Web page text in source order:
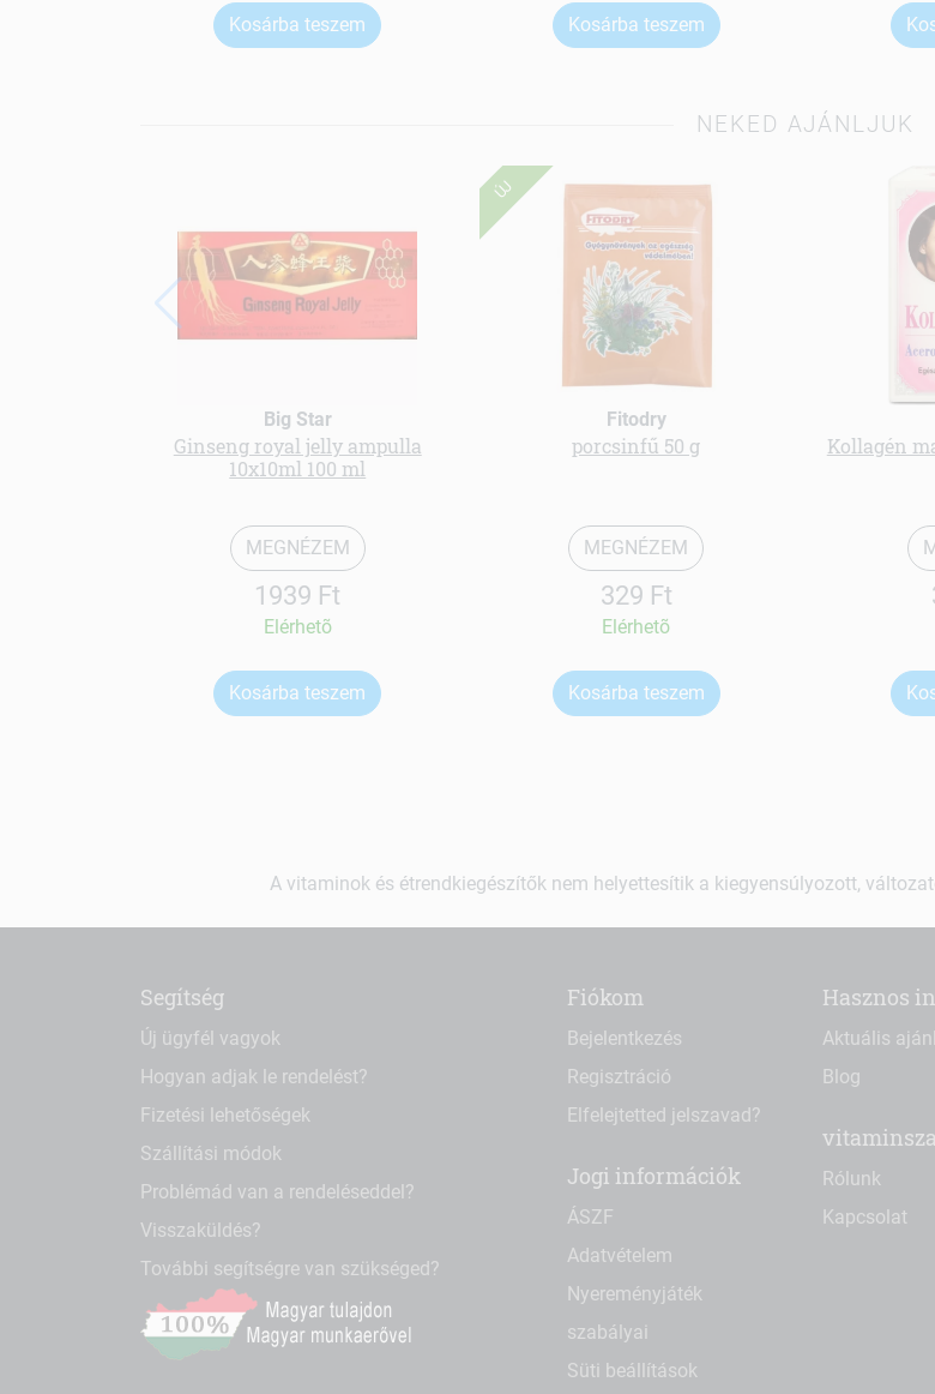
Kosárba teszem Kosárba teszem
NEKED AJÁNLJUK
Big Star
Ginseng royal jelly ampulla
10x10ml 100 ml
MEGNÉZEM
1939 Ft
Elérhetõ
Kosárba teszem
ÚJ
Fitodry
porcsinfű 50 g
MEGNÉZEM
329 Ft
Elérhetõ
Kosárba teszem
Kollagén
A vitaminok és étrendkiegészítők nem helyettesítik a kiegyensúlyozott,
Segítség
Új ügyfél vagyok
Hogyan adjak le rendelést?
Fizetési lehetőségek
Szállítási módok
Problémád van a rendeléseddel?
Visszaküldés?
További segítségre van szükséged?
Fiókom
Bejelentkezés
Regisztráció
Elfelejtetted jelszavad?
Jogi információk
ÁSZF
Adatvételem
Nyereményjáték
szabályai
Süti beállítások
Hasznos
Aktuális
Blog
Rólunk
Kapcsolat